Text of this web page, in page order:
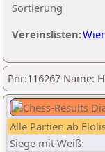
Sortierung
Vereinslisten:
Pnr:116267 Name:
Alle Partien ab
Siege mit Weiß: